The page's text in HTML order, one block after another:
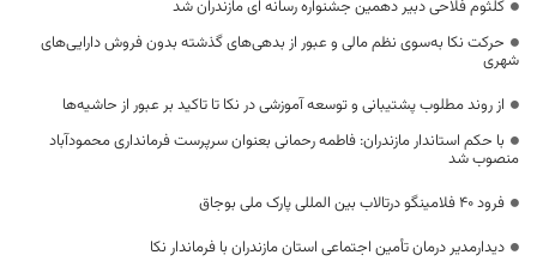
کلثوم فلاحی دبیر دهمین جشنواره رسانه ای مازندران شد
حرکت نکا به‌سوی نظم مالی و عبور از بدهی‌های گذشته بدون فروش دارایی‌های
شهری
از روند مطلوب پشتیبانی و توسعه آموزشی در نکا تا تاکید بر عبور از حاشیه‌ها
با حکم استاندار مازندران: فاطمه رحمانی بعنوان سرپرست فرمانداری محمودآباد
منصوب شد
فرود ۴۰ فلامینگو درتالاب بین المللی پارک ملی بوجاق
دیدارمدیر درمان تأمین اجتماعی استان مازندران با فرماندار نکا